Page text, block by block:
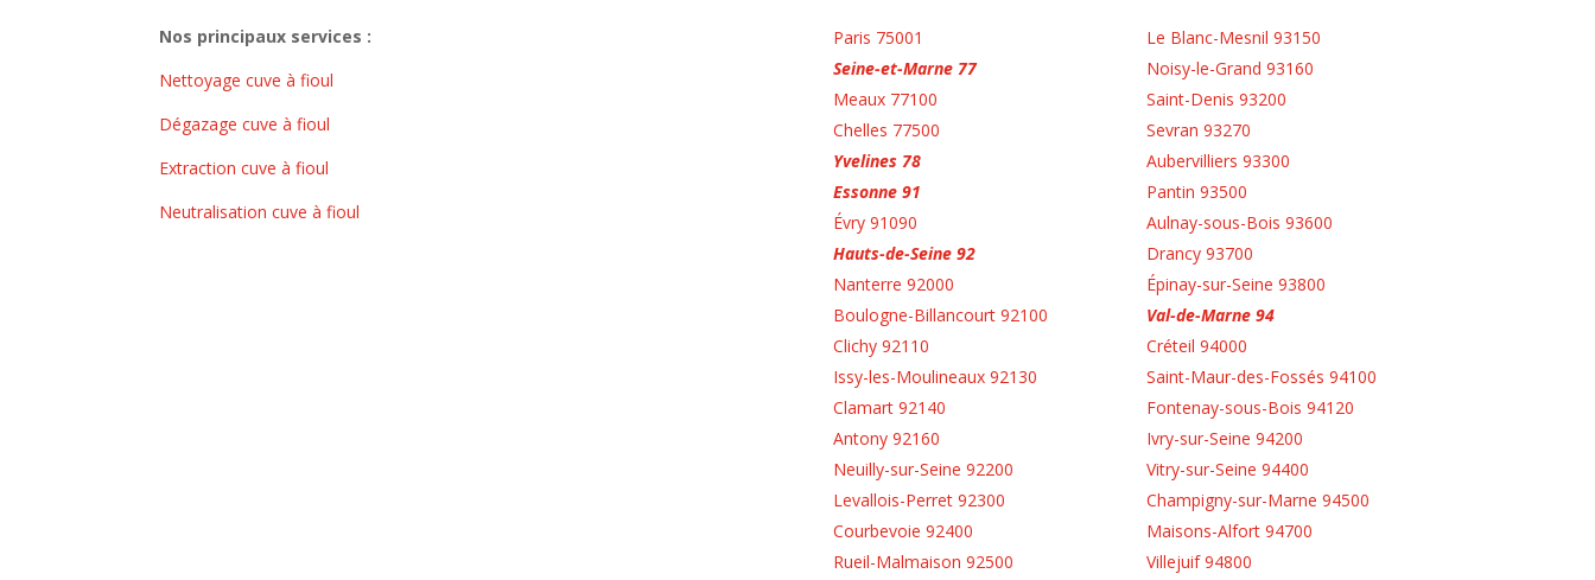
Nos principaux services :
Nettoyage cuve à fioul
Dégazage cuve à fioul
Extraction cuve à fioul
Neutralisation cuve à fioul
Paris 75001
Seine-et-Marne 77
Meaux 77100
Chelles 77500
Yvelines 78
Essonne 91
Évry 91090
Hauts-de-Seine 92
Nanterre 92000
Boulogne-Billancourt 92100
Clichy 92110
Issy-les-Moulineaux 92130
Clamart 92140
Antony 92160
Neuilly-sur-Seine 92200
Levallois-Perret 92300
Courbevoie 92400
Rueil-Malmaison 92500
Le Blanc-Mesnil 93150
Noisy-le-Grand 93160
Saint-Denis 93200
Sevran 93270
Aubervilliers 93300
Pantin 93500
Aulnay-sous-Bois 93600
Drancy 93700
Épinay-sur-Seine 93800
Val-de-Marne 94
Créteil 94000
Saint-Maur-des-Fossés 94100
Fontenay-sous-Bois 94120
Ivry-sur-Seine 94200
Vitry-sur-Seine 94400
Champigny-sur-Marne 94500
Maisons-Alfort 94700
Villejuif 94800